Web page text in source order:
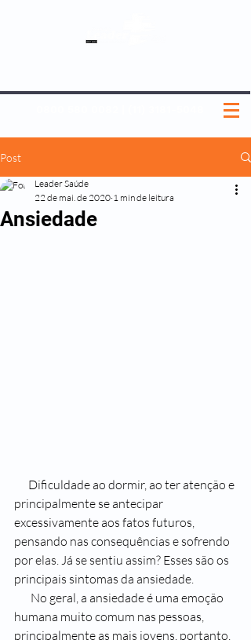
Post
Ansiedade
Leader Saúde
22 de mai. de 2020 1 min de leitura
principalmente se antecipar
excessivamente aos fatos futuros,
pensando nas consequências e sofrendo
por elas. Já se sentiu assim? Esses são os
principais sintomas da ansiedade.
humana muito comum nas pessoas,
principalmente as mais jovens, portanto,